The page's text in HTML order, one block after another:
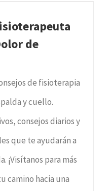
de
de fisioterapia
y cuello.
consejos diarios y
que te ayudarán a
¡Visítanos para más
camino hacia una